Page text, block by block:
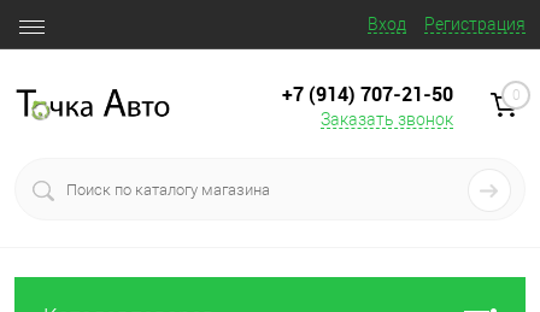
Вход Регистрация
+7 (914) 707‒21‒50
Заказать звонок
0